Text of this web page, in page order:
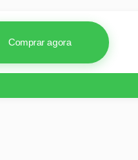
Comprar agora